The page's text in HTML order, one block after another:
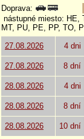
Doprava:
nástupné miesto: HE,
MT, PU, PE, PP, TO,
27.08.2026
4 dni
27.08.2026 8 dní
28.08.2026 4 dni
28.08.2026 8 dní
28.08.2026 10 dní